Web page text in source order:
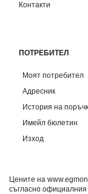
Контакти
ПОТРЕБИТЕЛ
Моят потребител
Адресник
История на
Имейл бюлетин
Изход
Цените на
съгласно